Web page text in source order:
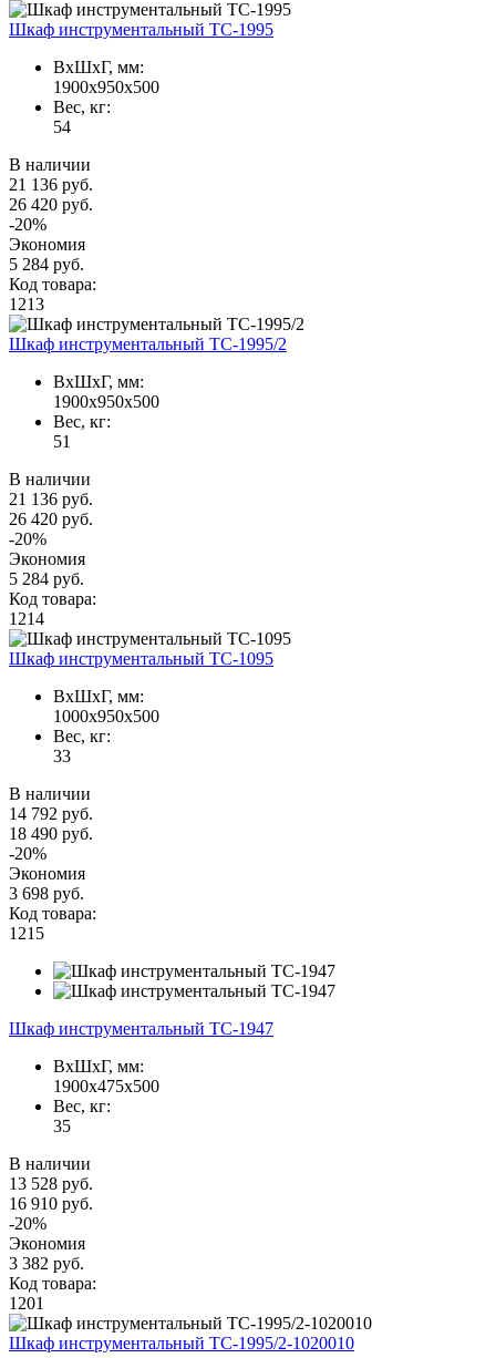
Шкаф инструментальный TC-1995
ВxШxГ, мм:
1900x950x500
Вес, кг:
54
В наличии
21 136 руб.
26 420 руб.
-20%
Экономия
5 284 руб.
Код товара:
1213
Шкаф инструментальный TC-1995/2
ВxШxГ, мм:
1900x950x500
Вес, кг:
51
В наличии
21 136 руб.
26 420 руб.
-20%
Экономия
5 284 руб.
Код товара:
1214
Шкаф инструментальный TC-1095
ВxШxГ, мм:
1000x950x500
Вес, кг:
33
В наличии
14 792 руб.
18 490 руб.
-20%
Экономия
3 698 руб.
Код товара:
1215
Шкаф инструментальный TC-1947
ВxШxГ, мм:
1900x475x500
Вес, кг:
35
В наличии
13 528 руб.
16 910 руб.
-20%
Экономия
3 382 руб.
Код товара:
1201
Шкаф инструментальный TC-1995/2-1020010